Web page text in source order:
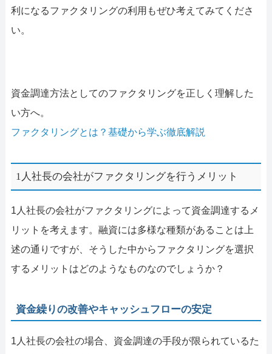
利になるファクタリングの利用もぜひ考えてみてくださ
い。
資金調達方法としてのファクタリングを正しく理解した
い方へ。
ファクタリングとは？基礎から学ぶ徹底解説
1人社長の会社がファクタリングを行うメリット
1人社長の会社がファクタリングによって資金調達するメ
リットを考えます。融資には多様な種類があることは上
述の通りですが、そうした中からファクタリングを選択
するメリットはどのようなものなのでしょうか？
資金繰りの改善やキャッシュフローの安定
1人社長の会社の場合、資金調達の手段が限られているた